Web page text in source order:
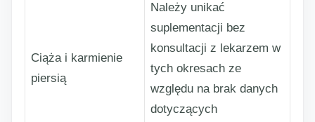
Ciąża i karmienie
piersią
Należy unikać
suplementacji bez
konsultacji z lekarzem w
tych okresach ze
względu na brak danych
dotyczących